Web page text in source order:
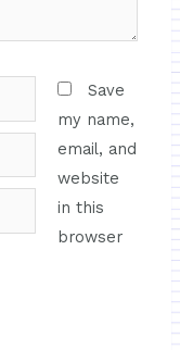
Save
my name,
email, and
website
in this
browser